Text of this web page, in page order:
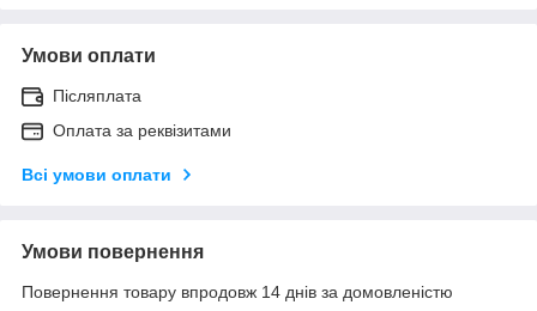
Умови оплати
Післяплата
Оплата за реквізитами
Всі умови оплати
Умови повернення
Повернення товару впродовж 14 днів за домовленістю